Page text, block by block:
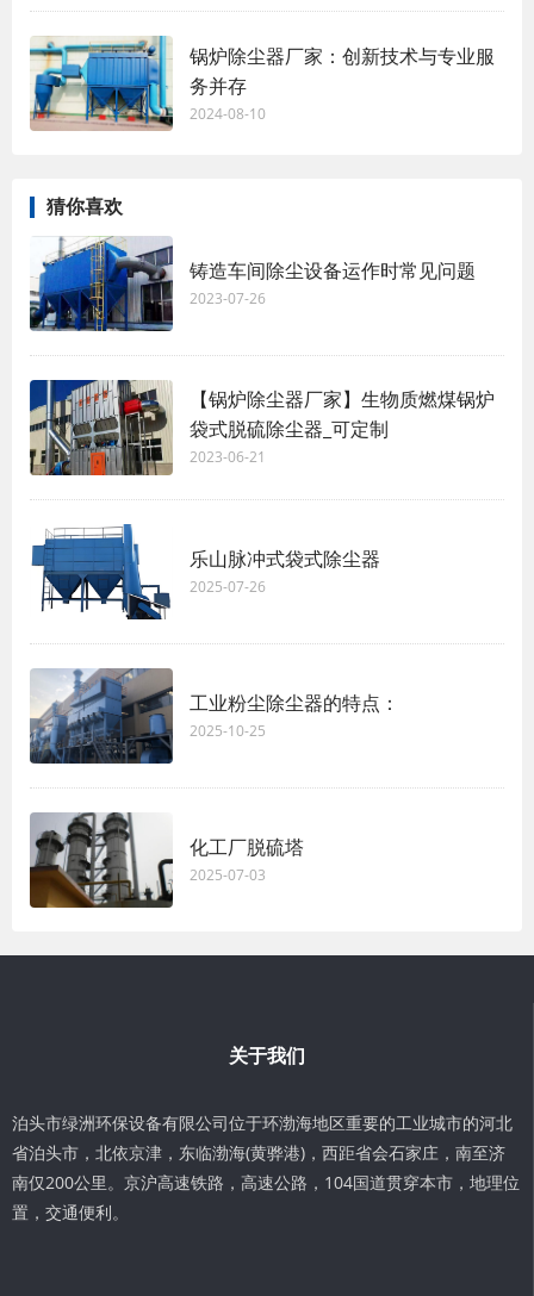
锅炉除尘器厂家：创新技术与专业服
务并存
2024-08-10
猜你喜欢
铸造车间除尘设备运作时常见问题
2023-07-26
【锅炉除尘器厂家】生物质燃煤锅炉
袋式脱硫除尘器_可定制
2023-06-21
乐山脉冲式袋式除尘器
2025-07-26
工业粉尘除尘器的特点：
2025-10-25
化工厂脱硫塔
2025-07-03
关于我们
泊头市绿洲环保设备有限公司位于环渤海地区重要的工业城市的河北
省泊头市，北依京津，东临渤海(黄骅港)，西距省会石家庄，南至济
南仅200公里。京沪高速铁路，高速公路，104国道贯穿本市，地理位
置，交通便利。